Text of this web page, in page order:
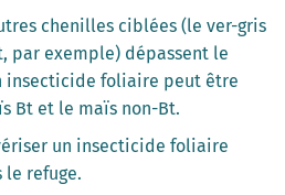
chenilles ciblées (le ver-gris
par exemple) dépassent le
insecticide foliaire peut être
Bt et le maïs non-Bt.
un insecticide foliaire
le refuge.